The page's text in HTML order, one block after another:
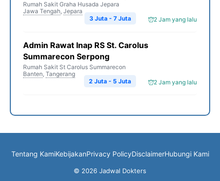
Rumah Sakit Graha Husada Jepara
Jawa Tengah, Jepara
2 Jam yang lalu
3 Juta - 7 Juta
Admin Rawat Inap RS St. Carolus
Summarecon Serpong
Rumah Sakit St Carolus Summarecon
Banten, Tangerang
2 Jam yang lalu
2 Juta - 5 Juta
Tentang KamiKebijakanPrivacy PolicyDisclaimerHubungi Kami
© 2026 Jadwal Dokters